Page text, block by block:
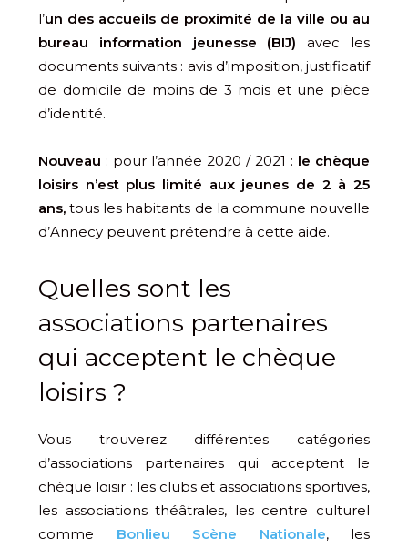
l’un des accueils de proximité de la ville ou au
bureau information jeunesse (BIJ) avec les
documents suivants : avis d’imposition, justificatif
de domicile de moins de 3 mois et une pièce
d’identité.
Nouveau : pour l’année 2020 / 2021 : le chèque
loisirs n’est plus limité aux jeunes de 2 à 25
ans, tous les habitants de la commune nouvelle
d’Annecy peuvent prétendre à cette aide.
Quelles sont les
associations partenaires
qui acceptent le chèque
loisirs ?
Vous trouverez différentes catégories
d’associations partenaires qui acceptent le
chèque loisir : les clubs et associations sportives,
les associations théâtrales, les centre culturel
comme Bonlieu Scène Nationale, les